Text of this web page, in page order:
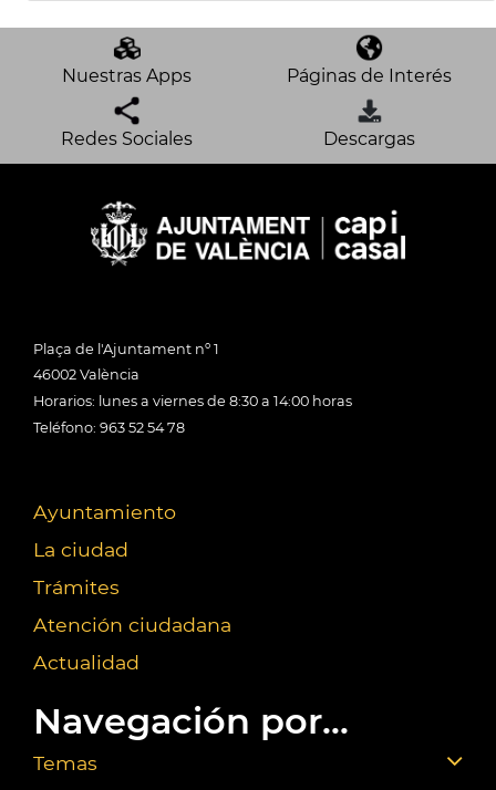
Nuestras Apps Páginas de Interés
Redes Sociales Descargas
Plaça de l'Ajuntament nº 1
46002 València
Horarios: lunes a viernes de 8:30 a 14:00 horas
Teléfono: 963 52 54 78
Ayuntamiento
La ciudad
Trámites
Atención ciudadana
Actualidad
Navegación por...
Temas